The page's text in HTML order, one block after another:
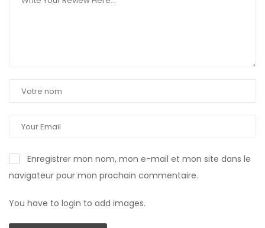
Enregistrer mon nom, mon e-mail et mon site dans le
navigateur pour mon prochain commentaire.
You have to login to add images.